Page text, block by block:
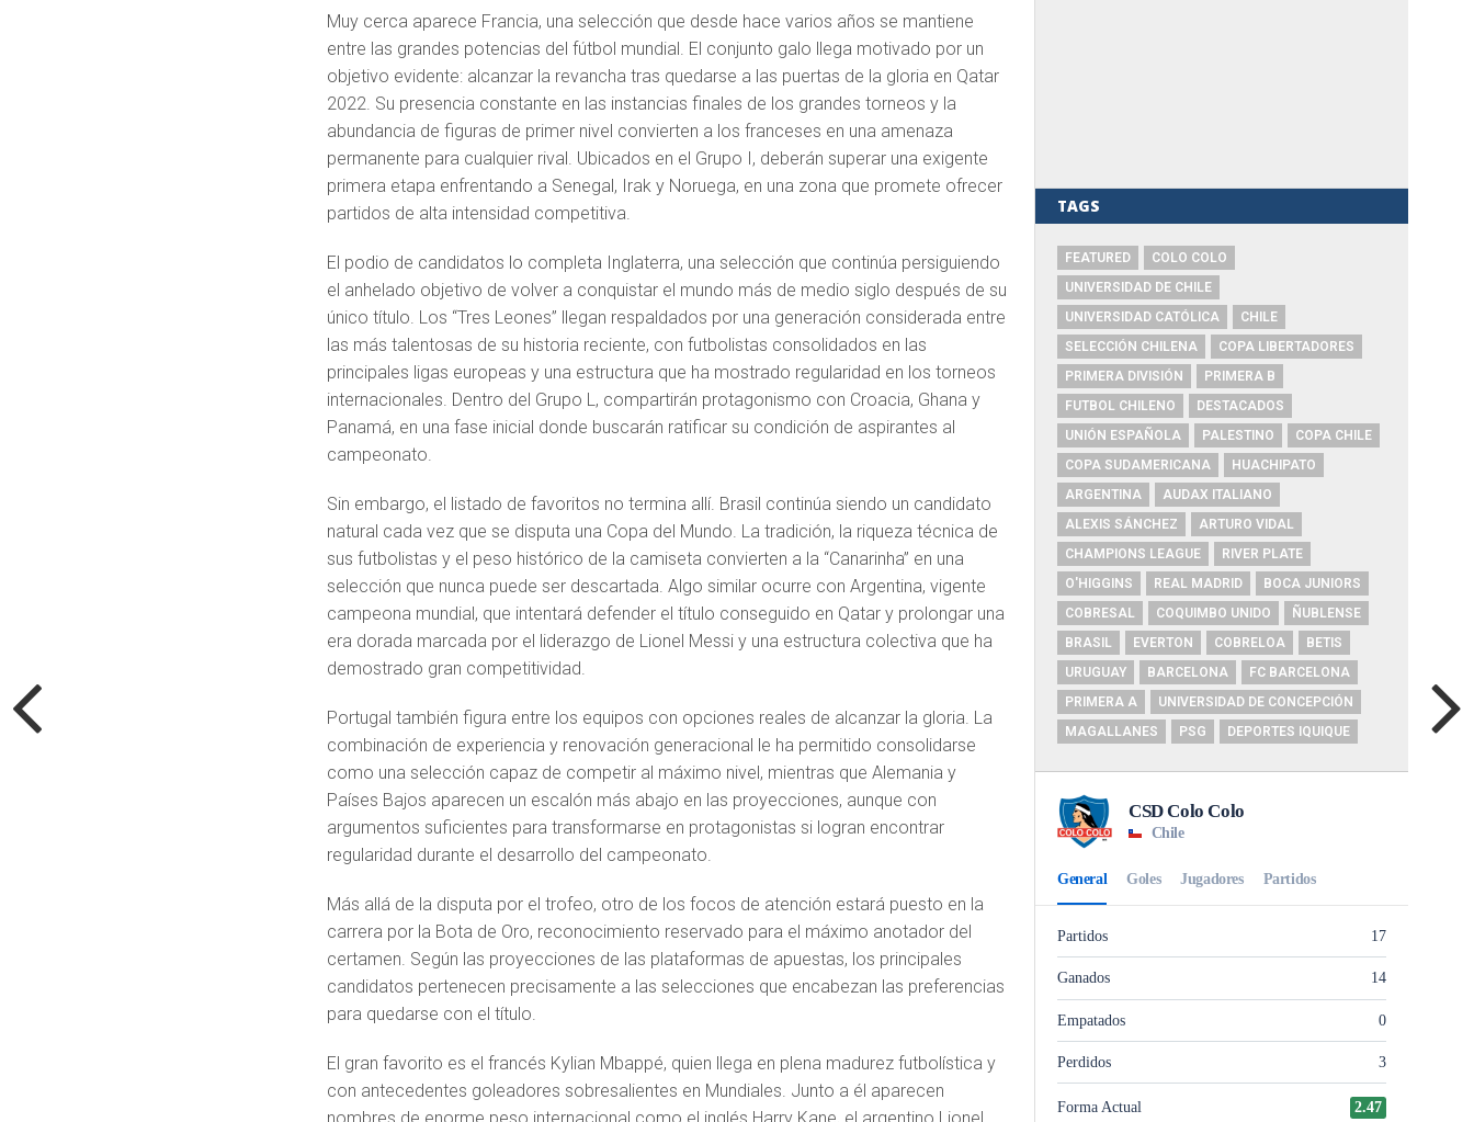
Muy cerca aparece Francia, una selección que desde hace varios años se mantiene
entre las grandes potencias del fútbol mundial. El conjunto galo llega motivado por un
objetivo evidente: alcanzar la revancha tras quedarse a las puertas de la gloria en Qatar
2022. Su presencia constante en las instancias finales de los grandes torneos y la
abundancia de figuras de primer nivel convierten a los franceses en una amenaza
permanente para cualquier rival. Ubicados en el Grupo I, deberán superar una exigente
primera etapa enfrentando a Senegal, Irak y Noruega, en una zona que promete ofrecer
partidos de alta intensidad competitiva.
El podio de candidatos lo completa Inglaterra, una selección que continúa persiguiendo
el anhelado objetivo de volver a conquistar el mundo más de medio siglo después de su
único título. Los “Tres Leones” llegan respaldados por una generación considerada entre
las más talentosas de su historia reciente, con futbolistas consolidados en las
principales ligas europeas y una estructura que ha mostrado regularidad en los torneos
internacionales. Dentro del Grupo L, compartirán protagonismo con Croacia, Ghana y
Panamá, en una fase inicial donde buscarán ratificar su condición de aspirantes al
campeonato.
Sin embargo, el listado de favoritos no termina allí. Brasil continúa siendo un candidato
natural cada vez que se disputa una Copa del Mundo. La tradición, la riqueza técnica de
sus futbolistas y el peso histórico de la camiseta convierten a la “Canarinha” en una
selección que nunca puede ser descartada. Algo similar ocurre con Argentina, vigente
campeona mundial, que intentará defender el título conseguido en Qatar y prolongar una
era dorada marcada por el liderazgo de Lionel Messi y una estructura colectiva que ha
demostrado gran competitividad.
Portugal también figura entre los equipos con opciones reales de alcanzar la gloria. La
combinación de experiencia y renovación generacional le ha permitido consolidarse
como una selección capaz de competir al máximo nivel, mientras que Alemania y
Países Bajos aparecen un escalón más abajo en las proyecciones, aunque con
argumentos suficientes para transformarse en protagonistas si logran encontrar
regularidad durante el desarrollo del campeonato.
Más allá de la disputa por el trofeo, otro de los focos de atención estará puesto en la
carrera por la Bota de Oro, reconocimiento reservado para el máximo anotador del
certamen. Según las proyecciones de las plataformas de apuestas, los principales
candidatos pertenecen precisamente a las selecciones que encabezan las preferencias
para quedarse con el título.
El gran favorito es el francés Kylian Mbappé, quien llega en plena madurez futbolística y
con antecedentes goleadores sobresalientes en Mundiales. Junto a él aparecen
TAGS
FEATURED
COLO COLO
UNIVERSIDAD DE CHILE
UNIVERSIDAD CATÓLICA
CHILE
SELECCIÓN CHILENA
COPA LIBERTADORES
PRIMERA DIVISIÓN
PRIMERA B
FUTBOL CHILENO
DESTACADOS
UNIÓN ESPAÑOLA
PALESTINO
COPA CHILE
COPA SUDAMERICANA
HUACHIPATO
ARGENTINA
AUDAX ITALIANO
ALEXIS SÁNCHEZ
ARTURO VIDAL
CHAMPIONS LEAGUE
RIVER PLATE
O'HIGGINS
REAL MADRID
BOCA JUNIORS
COBRESAL
COQUIMBO UNIDO
ÑUBLENSE
BRASIL
EVERTON COBRELOA
BETIS
URUGUAY
BARCELONA
FC BARCELONA
PRIMERA A
UNIVERSIDAD DE CONCEPCIÓN
MAGALLANES
PSG DEPORTES IQUIQUE